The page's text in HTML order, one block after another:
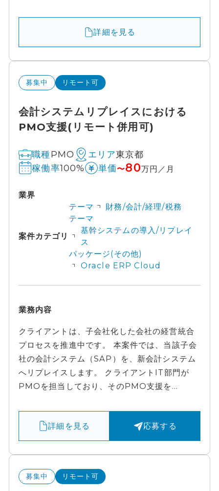
詳細を見る
募集中 リモート可
会計システムリプレイスにおける
PMO支援(リモート併用可)
職種PMO エリア東京都
稼働率100% 単価〜80万円／月
業界
案件カテゴリ
テーマ
財務/会計/経理/税務
テーマ
基幹システムの導入/リプレイ
ス
パッケージ(その他)
Oracle ERP Cloud
業務内容
クライアントは、子会社化した会社の経営統合
プロセスを推進中です。 本案件では、当該子会
社の会計システム（SAP）を、新会計システム
へリプレイスします。 クライアントIT部門が
PMOを担当しており、そのPMO支援を...
詳細を見る 応募する
募集中 リモート可